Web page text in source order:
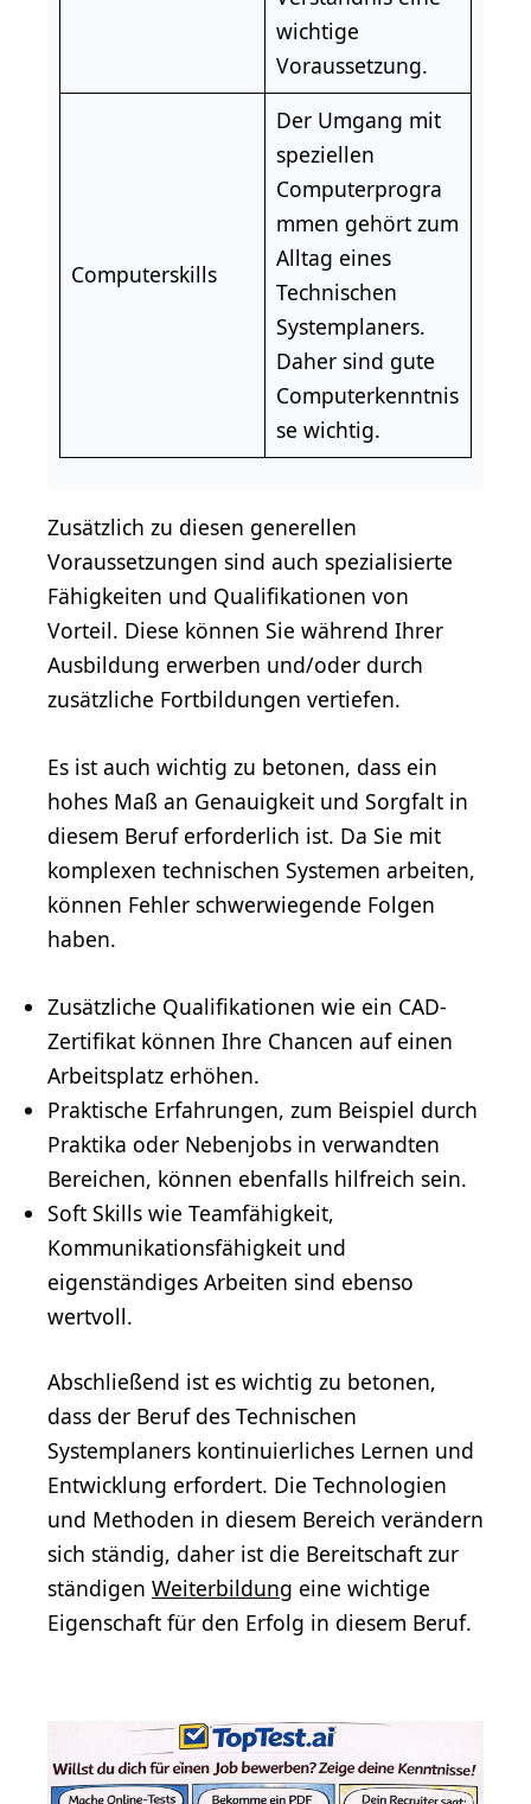
wichtige
Voraussetzung.
Computerskills
Der Umgang mit
speziellen
Computerprogra
mmen gehört zum
Alltag eines
Technischen
Systemplaners.
Daher sind gute
Computerkenntnis
se wichtig.
Zusätzlich zu diesen generellen
Voraussetzungen sind auch spezialisierte
Fähigkeiten und Qualifikationen von
Vorteil. Diese können Sie während Ihrer
Ausbildung erwerben und/oder durch
zusätzliche Fortbildungen vertiefen.
Es ist auch wichtig zu betonen, dass ein
hohes Maß an Genauigkeit und Sorgfalt in
diesem Beruf erforderlich ist. Da Sie mit
komplexen technischen Systemen arbeiten,
können Fehler schwerwiegende Folgen
haben.
Zusätzliche Qualifikationen wie ein CAD-
Zertifikat können Ihre Chancen auf einen
Arbeitsplatz erhöhen.
Praktische Erfahrungen, zum Beispiel durch
Praktika oder Nebenjobs in verwandten
Bereichen, können ebenfalls hilfreich sein.
Soft Skills wie Teamfähigkeit,
Kommunikationsfähigkeit und
eigenständiges Arbeiten sind ebenso
wertvoll.
Abschließend ist es wichtig zu betonen,
dass der Beruf des Technischen
Systemplaners kontinuierliches Lernen und
Entwicklung erfordert. Die Technologien
und Methoden in diesem Bereich verändern
sich ständig, daher ist die Bereitschaft zur
ständigen Weiterbildung eine wichtige
Eigenschaft für den Erfolg in diesem Beruf.